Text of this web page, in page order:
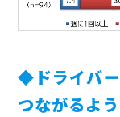
◆ドライバ
つながるよ